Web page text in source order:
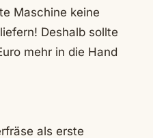
Maschine keine
Deshalb sollte
mehr in die Hand
als erste